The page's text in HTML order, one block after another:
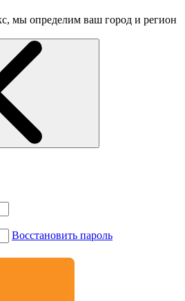
мы определим ваш город и регион
Восстановить пароль